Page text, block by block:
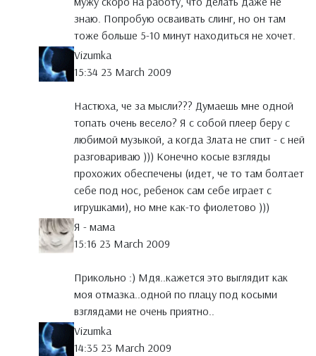
знаю. Попробую осваивать слинг, но он там
тоже больше 5-10 минут находиться не хочет.
Vizumka
15:34 23 March 2009
Настюха, че за мысли??? Думаешь мне одной
топать очень весело? Я с собой плеер беру с
любимой музыкой, а когда Злата не спит - с ней
разговариваю ))) Конечно косые взгляды
прохожих обеспечены (идет, че то там болтает
себе под нос, ребенок сам себе играет с
игрушками), но мне как-то фиолетово )))
Я - мама
15:16 23 March 2009
Прикольно :) Мдя..кажется это выглядит как
моя отмазка..одной по плацу под косыми
взглядами не очень приятно..
Vizumka
14:35 23 March 2009